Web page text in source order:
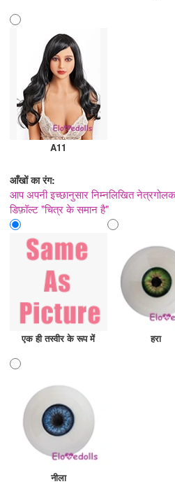
A11
आँखों का रंग:
आप अपनी इच्छानुसार निम्नलिखित
डिफ़ॉल्ट "चित्र के समान है"
एक ही तस्वीर के रूप में हरा
नीला